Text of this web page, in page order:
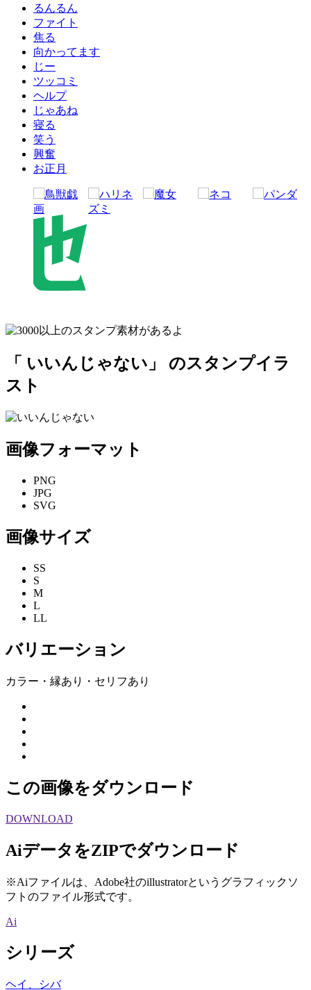
るんるん
ファイト
焦る
向かってます
じー
ツッコミ
ヘルプ
じゃあね
寝る
笑う
興奮
お正月
「 いいんじゃない」 のスタンプイラ
スト
画像フォーマット
PNG
JPG
SVG
画像サイズ
SS
S
M
L
LL
バリエーション
カラー・縁あり・セリフあり
この画像をダウンロード
DOWNLOAD
AiデータをZIPでダウンロード
※Aiファイルは、Adobe社のillustratorというグラフィックソ
フトのファイル形式です。
Ai
シリーズ
ヘイ、シバ